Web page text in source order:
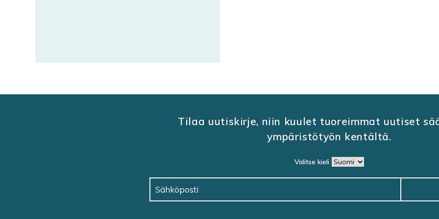
Tilaa uutiskirje, niin kuulet tuoreimmat uutiset
ympäristötyön kentältä.
Valitse kieli